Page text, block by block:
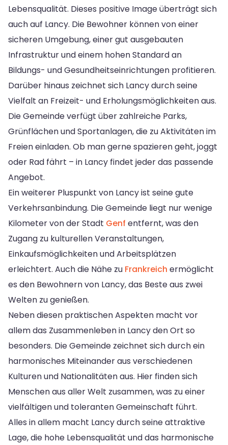
Lebensqualität. Dieses positive Image überträgt sich
auch auf Lancy. Die Bewohner können von einer
sicheren Umgebung, einer gut ausgebauten
Infrastruktur und einem hohen Standard an
Bildungs- und Gesundheitseinrichtungen profitieren.
Darüber hinaus zeichnet sich Lancy durch seine
Vielfalt an Freizeit- und Erholungsmöglichkeiten aus.
Die Gemeinde verfügt über zahlreiche Parks,
Grünflächen und Sportanlagen, die zu Aktivitäten im
Freien einladen. Ob man gerne spazieren geht, joggt
oder Rad fährt – in Lancy findet jeder das passende
Angebot.
Ein weiterer Pluspunkt von Lancy ist seine gute
Verkehrsanbindung. Die Gemeinde liegt nur wenige
Kilometer von der Stadt Genf entfernt, was den
Zugang zu kulturellen Veranstaltungen,
Einkaufsmöglichkeiten und Arbeitsplätzen
erleichtert. Auch die Nähe zu Frankreich ermöglicht
es den Bewohnern von Lancy, das Beste aus zwei
Welten zu genießen.
Neben diesen praktischen Aspekten macht vor
allem das Zusammenleben in Lancy den Ort so
besonders. Die Gemeinde zeichnet sich durch ein
harmonisches Miteinander aus verschiedenen
Kulturen und Nationalitäten aus. Hier finden sich
Menschen aus aller Welt zusammen, was zu einer
vielfältigen und toleranten Gemeinschaft führt.
Alles in allem macht Lancy durch seine attraktive
Lage, die hohe Lebensqualität und das harmonische